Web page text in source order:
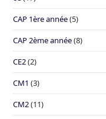
CAP 1ère année(5)
CAP 2ème année(8)
CE2(2)
CM1 (3)
CM2(11)